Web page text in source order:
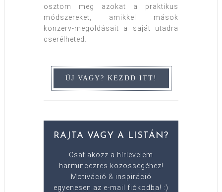
osztom meg azokat a praktikus
módszereket, amikkel mások
konzerv-megoldásait a saját utadra
cserélheted.
RAJTA VAGY A LISTÁN?
Csatlakozz a hírlevelem
harmincezres közösségéhez!
Motiváció & inspiráció
egyenesen az e-mail fiókodba! :)